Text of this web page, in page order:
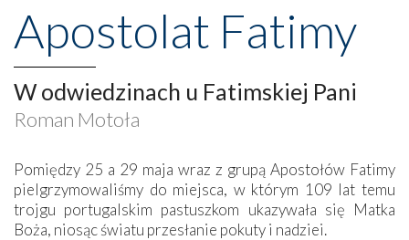
Apostolat Fatimy
W odwiedzinach u Fatimskiej Pani
Roman Motoła
Pomiędzy 25 a 29 maja wraz z grupą Apostołów Fatimy
pielgrzymowaliśmy do miejsca, w którym 109 lat temu
trojgu portugalskim pastuszkom ukazywała się Matka
Boża, niosąc światu przesłanie pokuty i nadziei.